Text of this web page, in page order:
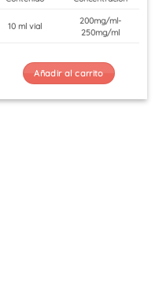
10 ml vial
200mg/ml-
250mg/ml
Añadir al carrito